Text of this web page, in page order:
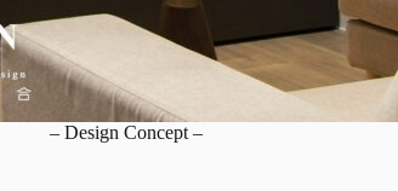
– Design Concept –